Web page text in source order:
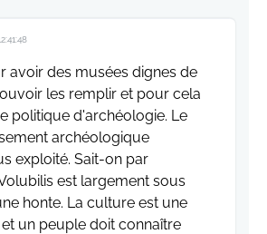
avoir des musées dignes de
les remplir et pour cela
politique d'archéologie. Le
archéologique
exploité. Sait-on par
est largement sous
honte. La culture est une
un peuple doit connaître